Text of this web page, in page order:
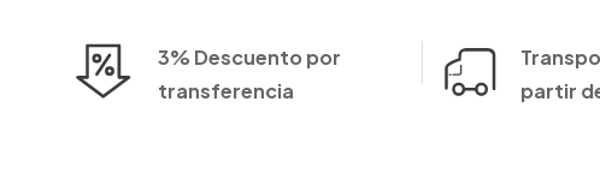
3% Descuento por
transferencia
partir